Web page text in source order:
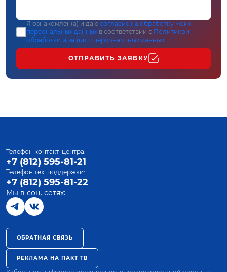
Я ознакомлен(а) и даю согласие на обработку моих
персональных данных в соответствии с Политикой
обработки и защиты персональных данных
ОТПРАВИТЬ ЗАЯВКУ
Телефон контакт-центра:
+7 (812) 595-81-21
Телефон тех. поддержки:
+7 (812) 595-81-22
Мы в соц. сетях:
ОБРАТНАЯ СВЯЗЬ
РЕКЛАМА НА ПАКТ ТВ